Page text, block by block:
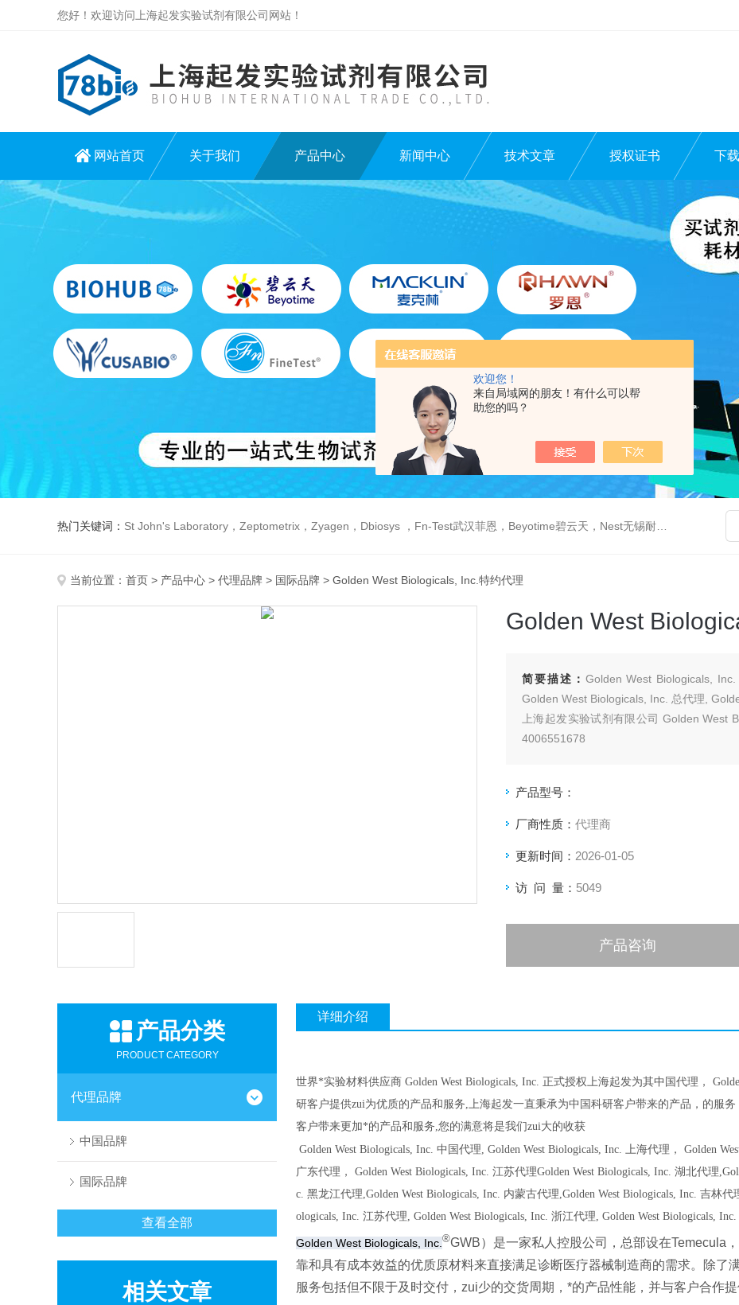
欢迎您！
来自局域网的朋友！有什么可以帮
助您的吗？
您好！欢迎访问上海起发实验试剂有限公司网站！
网站首页 关于我们 产品中心 新闻中心 技术文章 授权证书 下
热门关键词： St John's Laboratory，Zeptometrix，Zyagen，Dbiosys ，Fn-Test武汉菲恩，Beyotime碧云天，Nest无锡耐思，Elabscience伊莱瑞特，Macklin麦克林生物，Cobioer科佰生物
当前位置： 首页 > 产品中心 > 代理品牌 > 国际品牌 > Golden West Biologicals, Inc.特约代理
Golden West
简要描述： Golden West Biologicals,
Golden West Biologicals, Inc. 总代理,
上海起发实验试剂有限公司 Golden West
4006551678
产品型号：
厂商性质： 代理商
更新时间： 2026-01-05
访 问 量： 5049
产品咨询
产品分类
PRODUCT CATEGORY
代理品牌
中国品牌
国际品牌
查看全部
相关文章
详细介绍
世界*实验材料供应商 Golden West Biologicals, Inc. 正式授权上海起发为其中国代理，
研客户提供zui为优质的产品和服务,上海起发一直秉承为中国科研客户带来的产品，的服务
客户带来更加*的产品和服务,您的满意将是我们zui大的收获
Golden West Biologicals, Inc. 中国代理, Golden West Biologicals, Inc. 上海代理， Golden
广东代理， Golden West Biologicals, Inc. 江苏代理Golden West Biologicals, Inc. 湖北代理,
c. 黑龙江代理,Golden West Biologicals, Inc. 内蒙古代理,Golden West Biologicals, Inc. 吉林代
ologicals, Inc. 江苏代理, Golden West Biologicals, Inc. 浙江代理, Golden West Biologicals, Inc.
Golden West Biologicals, Inc.®GWB）是一家私人控股公司，总部设在Temecula
靠和具有成本效益的优质原材料来直接满足诊断医疗器械制造商的需求。除了
服务包括但不限于及时交付，zui少的交货周期，*的产品性能，并与客户合作